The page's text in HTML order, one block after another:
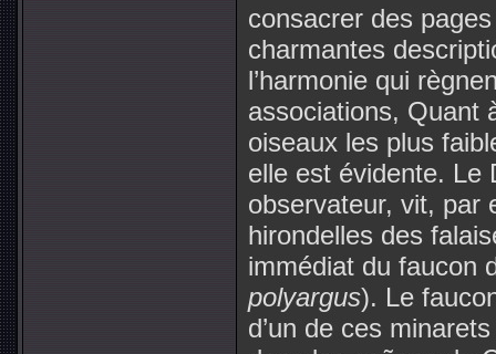
consacrer des
charmantes
l’harmonie qui
associations, Quant
oiseaux les plus
elle est évidente. Le
observateur, vit, par
hirondelles des
immédiat du faucon
polyargus). Le
d’un de ces